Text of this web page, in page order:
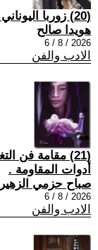
(20) زوربا اليوناني بين الرواية والسينما
هويدا صالح
2026 / 8 / 6
الادب والفن
(21) مقامة فن
أدوات المقاومة .
صباح حزمي
2026 / 8 / 6
الادب والفن